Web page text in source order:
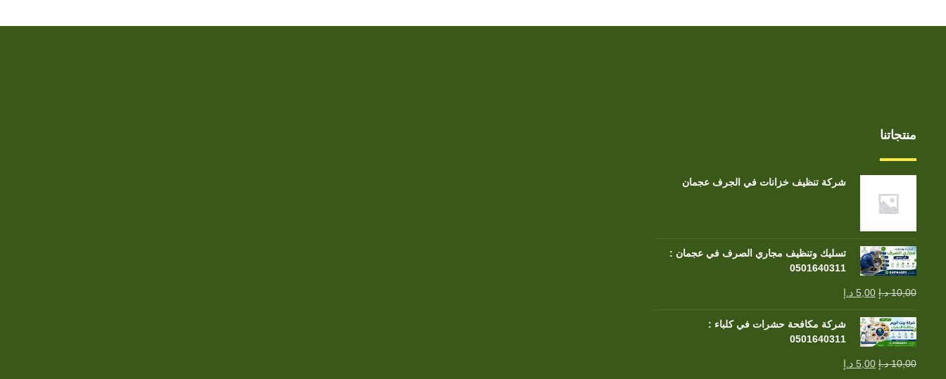
منتجاتنا
شركة تنظيف خزانات في الجرف عجمان
تسليك وتنظيف مجاري الصرف في عجمان :
0501640311
10,00 د.إ 5,00 د.إ
شركة مكافحة حشرات في كلباء :
0501640311
10,00 د.إ 5,00 د.إ